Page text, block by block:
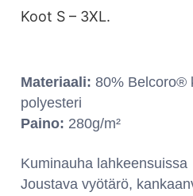
Koot S – 3XL.
Materiaali: 80% Belcoro®
polyesteri
Paino: 280g/m²
Kuminauha lahkeensuissa
Joustava vyötärö,